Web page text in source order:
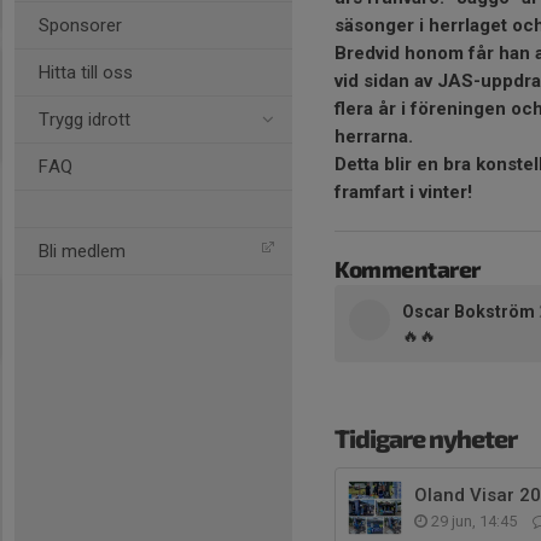
Sponsorer
Hitta till oss
Trygg idrott
FAQ
Bli medlem
säsonger i herrlaget
Bredvid honom får han
vid sidan av JAS-
flera år i föreningen
herrarna.
Detta blir en bra
framfart i vinter!
Kommentarer
Oscar Bokström
🔥🔥
Tidigare nyheter
Oland Visar
29 jun, 14:45